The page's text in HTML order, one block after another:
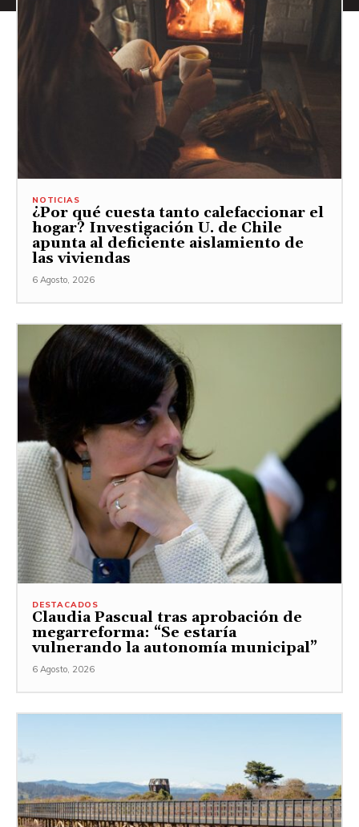
NOTICIAS
¿Por qué cuesta tanto calefaccionar el
hogar? Investigación U. de Chile
apunta al deficiente aislamiento de
las viviendas
6 Agosto, 2026
DESTACADOS
Claudia Pascual tras aprobación de
megarreforma: “Se estaría
vulnerando la autonomía municipal”
6 Agosto, 2026